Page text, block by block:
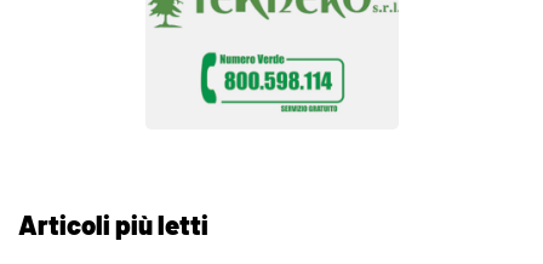
Articoli più letti